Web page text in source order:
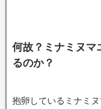
何故？ミナミヌマ
るのか？
抱卵しているミナミ